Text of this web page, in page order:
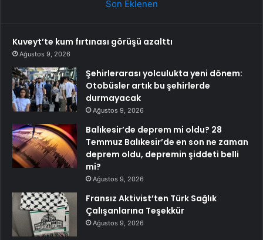
Son Eklenen
Kuveyt’te kum fırtınası görüşü azalttı
Ağustos 9, 2026
Şehirlerarası yolculukta yeni dönem:
Otobüsler artık bu şehirlerde
durmayacak
Ağustos 9, 2026
Balıkesir’de deprem mi oldu? 28
Temmuz Balıkesir’de en son ne zaman
deprem oldu, depremin şiddeti belli
mi?
Ağustos 9, 2026
Fransız Aktivist’ten Türk Sağlık
Çalışanlarına Teşekkür
Ağustos 9, 2026